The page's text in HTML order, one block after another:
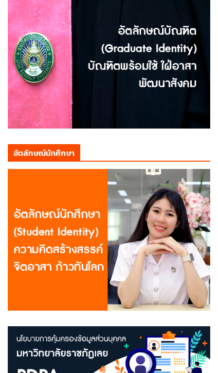
อัตลักษณ์นักศึกษา